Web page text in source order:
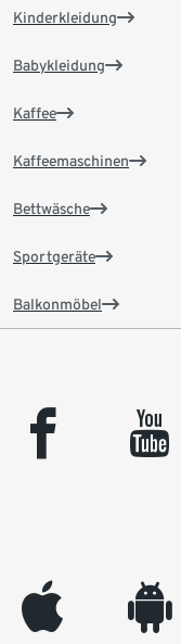
Kinderkleidung
Babykleidung
Kaffee
Kaffeemaschinen
Bettwäsche
Sportgeräte
Balkonmöbel
facebook youtube
appleinc android